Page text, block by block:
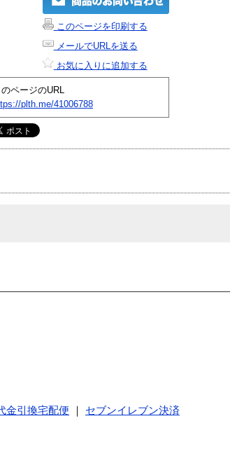
このページを印刷する
メールでURLを送る
お気に入りに追加する
のページのURL
plth.me/41006788
金引換宅配便
セブンイレブン決済